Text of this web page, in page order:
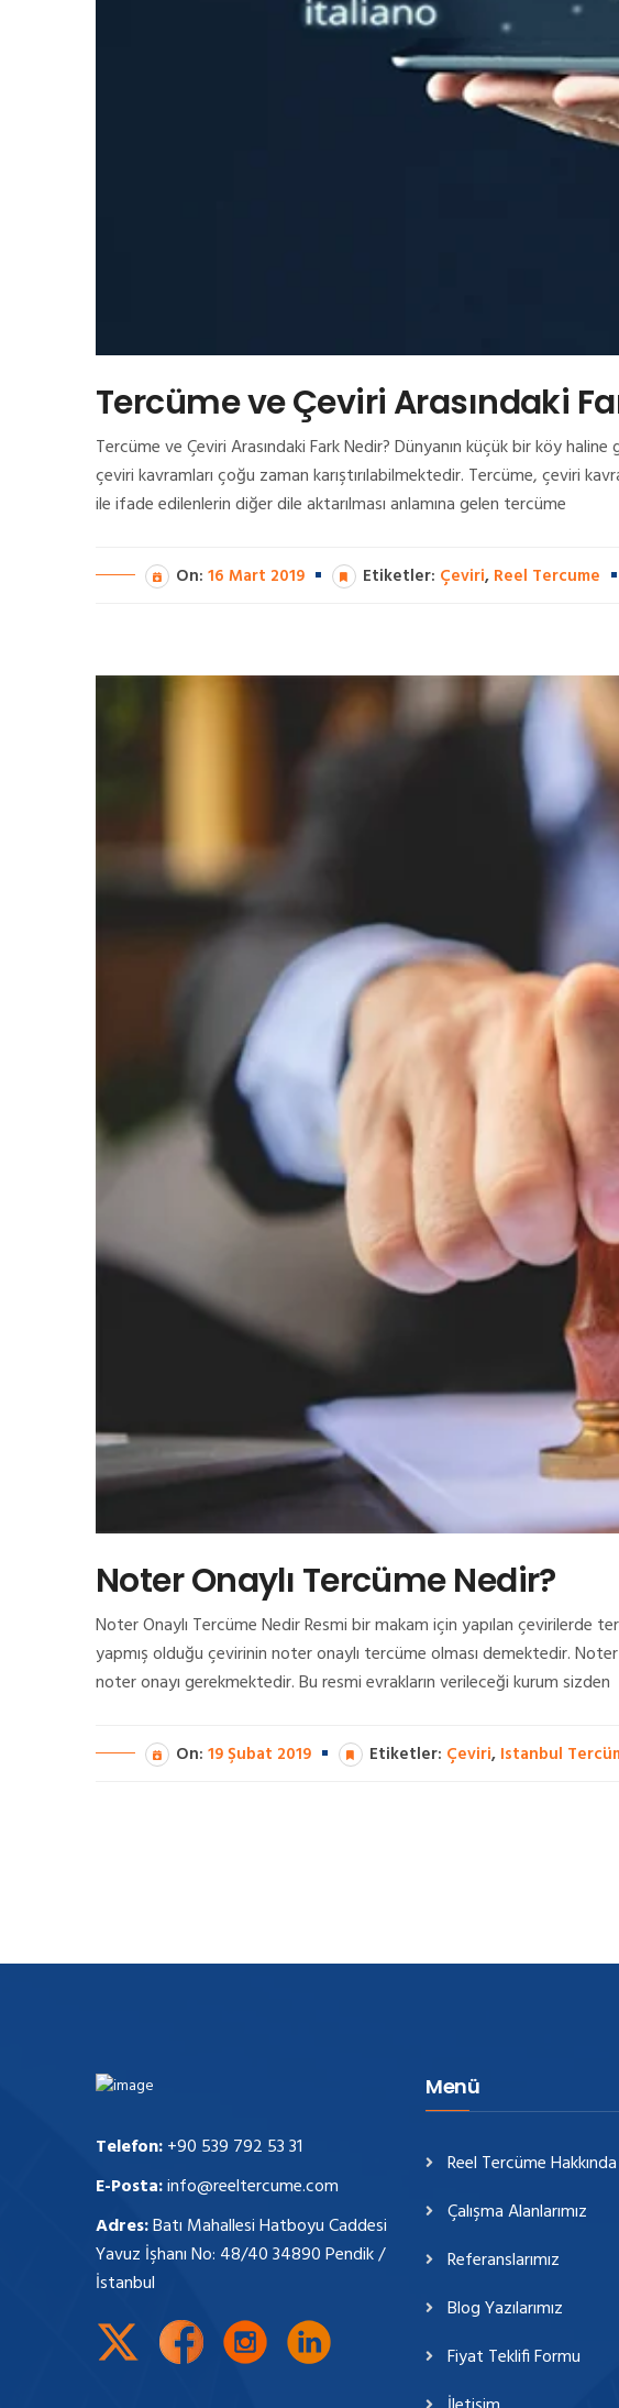
Tercüme ve Çeviri Arasındaki
Tercüme ve Çeviri Arasındaki Fark Nedir? Dünyanın küçük bir köy
çeviri kavramları çoğu zaman karıştırılabilmektedir. Tercüme, çeviri
ile ifade edilenlerin diğer dile aktarılması anlamına gelen tercüme
On: 16 Mart 2019 Etiketler: Çeviri, Reel Tercume
Noter Onaylı Tercüme Nedir?
Noter Onaylı Tercüme Nedir Resmi bir makam için yapılan çevirilerde
yapmış olduğu çevirinin noter onaylı tercüme olması demektedir.
noter onayı gerekmektedir. Bu resmi evrakların verileceği kurum sizden
On: 19 Şubat 2019 Etiketler: Çeviri, Istanbul
Telefon:+90 539 792 53 31
E-Posta:info@reeltercume.com
Adres:Batı Mahallesi Hatboyu Caddesi
Yavuz İşhanı No: 48/40 34890 Pendik /
İstanbul
Menü
Reel Tercüme Hakkında
Çalışma Alanlarımız
Referanslarımız
Blog Yazılarımız
Fiyat Teklifi Formu